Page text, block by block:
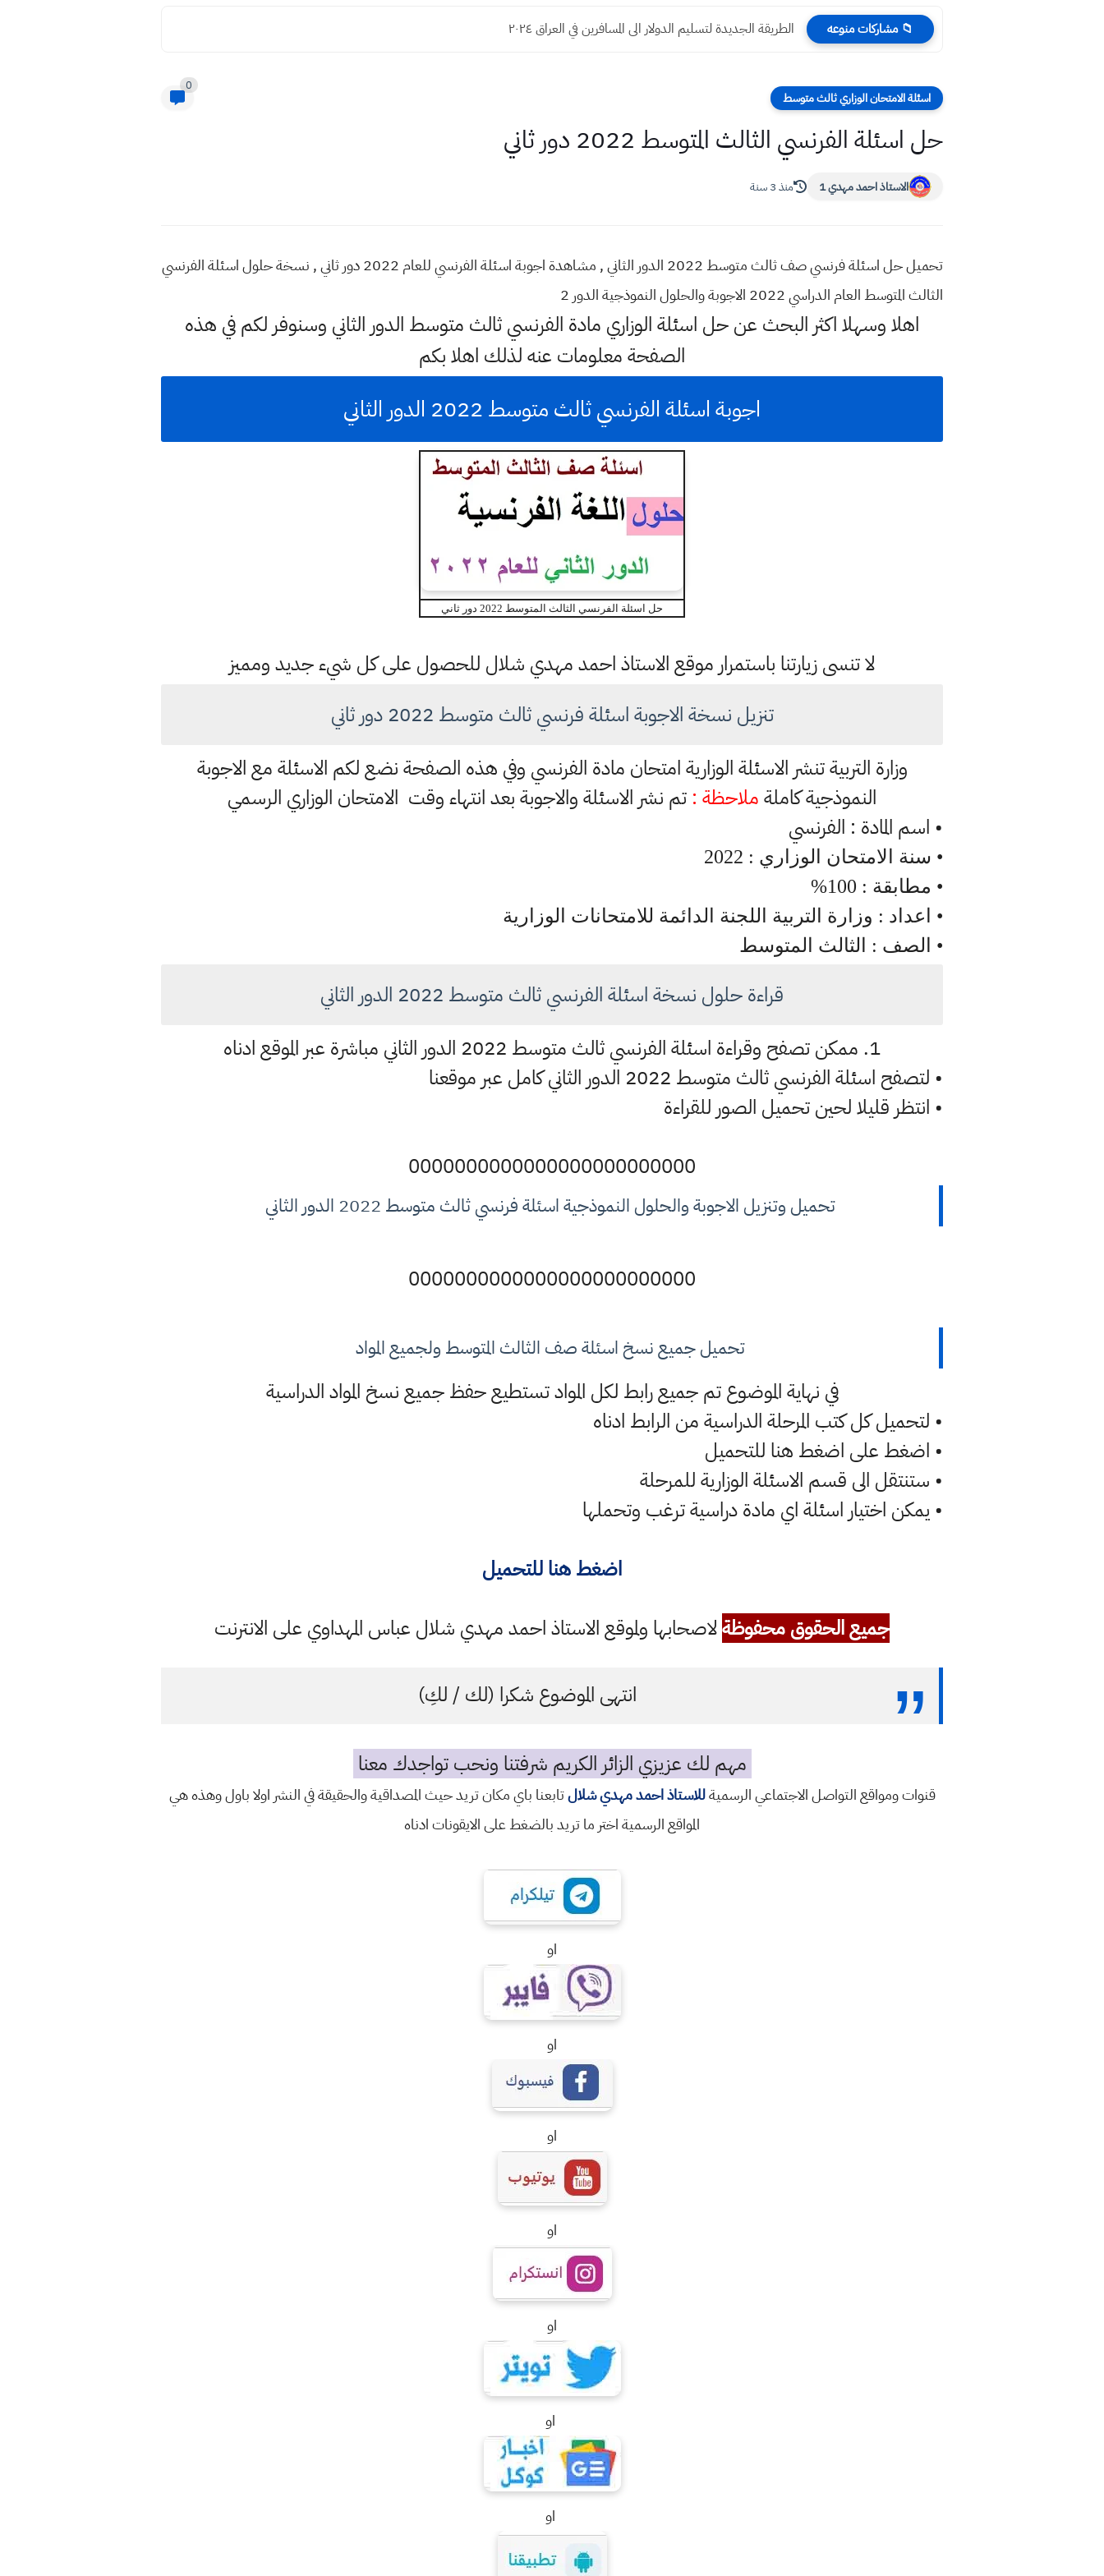
📁 مشاركات منوعه الطريقة الجديدة لتسليم الدولار الى المسافرين في العراق ٢٠٢٤
اسئلة الامتحان الوزاري ثالث متوسط
0
حل اسئلة الفرنسي الثالث المتوسط 2022 دور ثاني
الاستاذ احمد مهدي 1 منذ 3 سنة
تحميل حل اسئلة فرنسي صف ثالث متوسط 2022 الدور الثاني , مشاهدة اجوبة اسئلة الفرنسي للعام 2022 دور ثاني , نسخة حلول اسئلة الفرنسي
الثالث المتوسط العام الدراسي 2022 الاجوبة والحلول النموذجية الدور 2
اهلا وسهلا اكثر البحث عن حل اسئلة الوزاري مادة الفرنسي ثالث متوسط الدور الثاني وسنوفر لكم في هذه
الصفحة معلومات عنه لذلك اهلا بكم
اجوبة اسئلة الفرنسي ثالث متوسط 2022 الدور الثاني
حل اسئلة الفرنسي الثالث المتوسط 2022 دور ثاني
لا تنسى زيارتنا باستمرار موقع الاستاذ احمد مهدي شلال للحصول على كل شيء جديد ومميز
تنزيل نسخة الاجوبة اسئلة فرنسي ثالث متوسط 2022 دور ثاني
وزارة التربية تنشر الاسئلة الوزارية امتحان مادة الفرنسي وفي هذه الصفحة نضع لكم الاسئلة مع الاجوبة
النموذجية كاملةملاحظة : تم نشر الاسئلة والاجوبة بعد انتهاء وقت الامتحان الوزاري الرسمي
• اسم المادة : الفرنسي
• سنة الامتحان الوزاري : 2022
• مطابقة : 100%
• اعداد : وزارة التربية اللجنة الدائمة للامتحانات الوزارية
• الصف : الثالث المتوسط
قراءة حلول نسخة اسئلة الفرنسي ثالث متوسط 2022 الدور الثاني
1. ممكن تصفح وقراءة اسئلة الفرنسي ثالث متوسط 2022 الدور الثاني مباشرة عبر الموقع ادناه
• لتصفح اسئلة الفرنسي ثالث متوسط 2022 الدور الثاني كامل عبر موقعنا
• انتظر قليلا لحين تحميل الصور للقراءة
0000000000000000000000000
تحميل وتنزيل الاجوبة والحلول النموذجية اسئلة فرنسي ثالث متوسط 2022 الدور الثاني
0000000000000000000000000
تحميل جميع نسخ اسئلة صف الثالث المتوسط ولجميع المواد
في نهاية الموضوع تم جميع رابط لكل المواد تستطيع حفظ جميع نسخ المواد الدراسية
• لتحميل كل كتب المرحلة الدراسية من الرابط ادناه
• اضغط على اضغط هنا للتحميل
• ستنتقل الى قسم الاسئلة الوزارية للمرحلة
• يمكن اختيار اسئلة اي مادة دراسية ترغب وتحملها
اضغط هنا للتحميل
جميع الحقوق محفوظةلاصحابها ولموقع الاستاذ احمد مهدي شلال عباس المهداوي على الانترنت
انتهى الموضوع شكرا (لك / لكِ)
مهم لك عزيزي الزائر الكريم شرفتنا ونحب تواجدك معنا
قنوات ومواقع التواصل الاجتماعي الرسميةللاستاذ احمد مهدي شلالتابعنا باي مكان تريد حيث المصداقية والحقيقة في النشر اولا باول وهذه هي
المواقع الرسمية اختر ما تريد بالضغط على الايقونات ادناه
او
او
او
او
او
او
او